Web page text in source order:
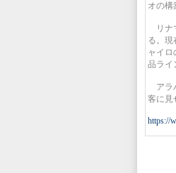
オの構
リナ
る。現
ャイ
品ライ
アラ
客に見
https://